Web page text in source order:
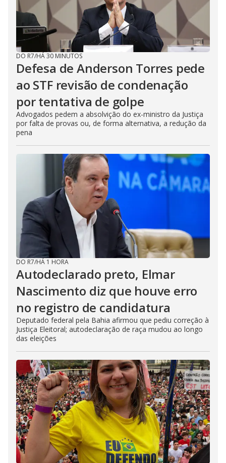
DO R7/HÁ 30 MINUTOS
Defesa de Anderson Torres pede
ao STF revisão de condenação
por tentativa de golpe
Advogados pedem a absolvição do ex-ministro da Justiça
por falta de provas ou, de forma alternativa, a redução da
pena
DO R7/HÁ 1 HORA
Autodeclarado preto, Elmar
Nascimento diz que houve erro
no registro de candidatura
Deputado federal pela Bahia afirmou que pediu correção à
Justiça Eleitoral; autodeclaração de raça mudou ao longo
das eleições